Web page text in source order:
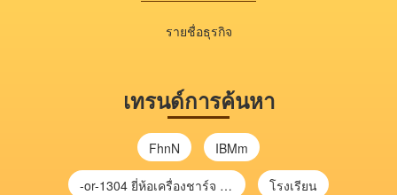
รายชื่อธุรกิจ
เทรนด์การค้นหา
FhnN IBMm
-or-1304 ยี่ห้อเครื่องชาร์จ chargecore โรงเรียน